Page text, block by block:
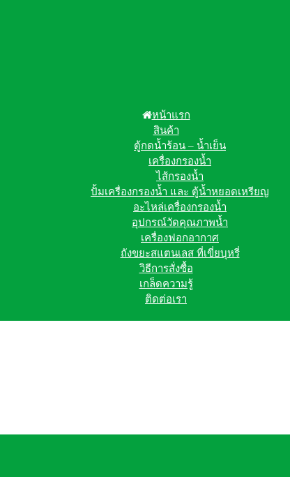
หน้าแรก
สินค้า
ตู้กดน้ำร้อน – น้ำเย็น
เครื่องกรองน้ำ
ไส้กรองน้ำ
ปั้มเครื่องกรองน้ำ และ ตู้น้ำหยอดเหรียญ
อะไหล่เครื่องกรองน้ำ
อุปกรณ์วัดคุณภาพน้ำ
เครื่องฟอกอากาศ
ถังขยะสแตนเลส ที่เขี่ยบุหรี่
วิธีการสั่งซื้อ
เกล็ดความรู้
ติดต่อเรา